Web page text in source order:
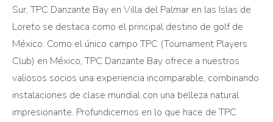
Sur, TPC Danzante Bay en Villa del Palmar en las Islas de
Loreto se destaca como el principal destino de golf de
México. Como el único campo TPC (Tournament Players
Club) en México, TPC Danzante Bay ofrece a nuestros
valiosos socios una experiencia incomparable, combinando
instalaciones de clase mundial con una belleza natural
impresionante. Profundicemos en lo que hace de TPC